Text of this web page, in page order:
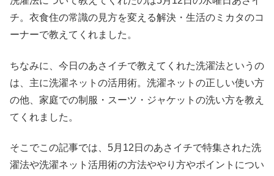
チ。衣食住の常識の見方を変える解決・生活のミカタのコ
ーナーで教えてくれました。
ちなみに、今日のあさイチで教えてくれた洗濯法というの
は、主に洗濯ネットの活用術。洗濯ネットの正しい使い方
の他、家庭での制服・スーツ・ジャケットの洗い方を教え
てくれました。
そこでこの記事では、5月12日のあさイチで特集された洗
濯法や洗濯ネット活用術の方法ややり方やポイントについ